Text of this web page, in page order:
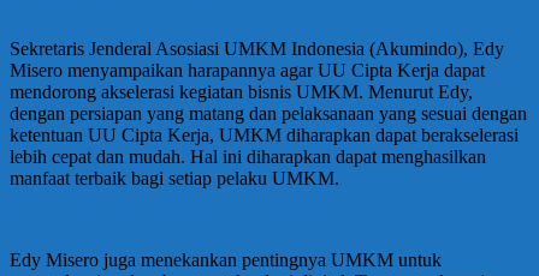
Sekretaris Jenderal Asosiasi UMKM Indonesia (Akumindo), Edy
Misero menyampaikan harapannya agar UU Cipta Kerja dapat
mendorong akselerasi kegiatan bisnis UMKM. Menurut Edy,
dengan persiapan yang matang dan pelaksanaan yang sesuai dengan
ketentuan UU Cipta Kerja, UMKM diharapkan dapat berakselerasi
lebih cepat dan mudah. Hal ini diharapkan dapat menghasilkan
manfaat terbaik bagi setiap pelaku UMKM.
Edy Misero juga menekankan pentingnya UMKM untuk